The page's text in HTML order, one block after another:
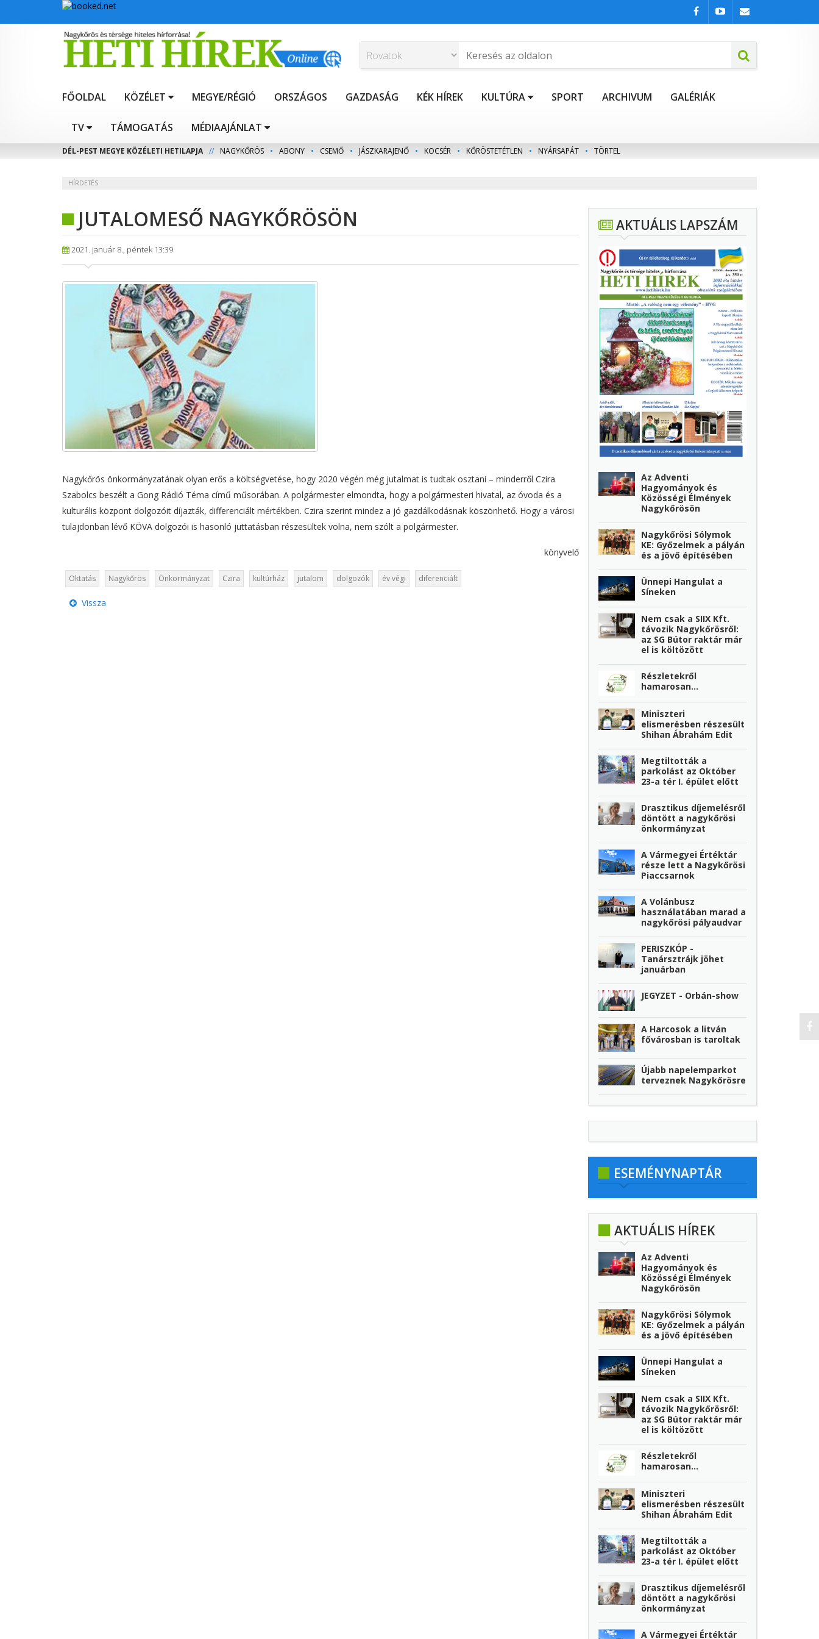
FŐOLDAL KÖZÉLET MEGYE/RÉGIÓ ORSZÁGOS GAZDASÁG KÉK HÍREK KULTÚRA SPORT ARCHIVUM GALÉRIÁK
TV TÁMOGATÁS MÉDIAAJÁNLAT
DÉL-PEST MEGYE KÖZÉLETI HETILAPJA // NAGYKŐRÖS • ABONY • CSEMŐ • JÁSZKARAJENŐ • KOCSÉR • KŐRÖSTETÉTLEN • NYÁRSAPÁT • TÖRTEL
HÍRDETÉS
JUTALOMESŐ NAGYKŐRÖSÖN
2021. január 8., péntek 13:39
Nagykőrös önkormányzatának olyan erős a költségvetése, hogy 2020 végén még jutalmat is tudtak osztani – minderről Czira
Szabolcs beszélt a Gong Rádió Téma című műsorában. A polgármester elmondta, hogy a polgármesteri hivatal, az óvoda és a
kulturális központ dolgozóit díjazták, differenciált mértékben. Czira szerint mindez a jó gazdálkodásnak köszönhető. Hogy a városi
tulajdonban lévő KÖVA dolgozói is hasonló juttatásban részesültek volna, nem szólt a polgármester.
könyvelő
Oktatás Nagykőrös Önkormányzat Czira kultúrház jutalom dolgozók év végi diferenciált
Vissza
AKTUÁLIS LAPSZÁM
Az Adventi
Hagyományok és
Közösségi Élmények
Nagykőrösön
Nagykőrösi Sólymok
KE: Győzelmek a pályán
és a jövő építésében
Ünnepi Hangulat a
Síneken
Nem csak a SIIX Kft.
távozik Nagykőrösről:
az SG Bútor raktár már
el is költözött
Részletekről
hamarosan...
Miniszteri
elismerésben részesült
Shihan Ábrahám Edit
Megtiltották a
parkolást az Október
23-a tér I. épület előtt
Drasztikus díjemelésről
döntött a nagykőrösi
önkormányzat
A Vármegyei Értéktár
része lett a Nagykőrösi
Piaccsarnok
A Volánbusz
használatában marad a
nagykőrösi pályaudvar
PERISZKÓP -
Tanársztrájk jöhet
januárban
JEGYZET - Orbán-show
A Harcosok a litván
fővárosban is taroltak
Újabb napelemparkot
terveznek Nagykőrösre
ESEMÉNYNAPTÁR
AKTUÁLIS HÍREK
Az Adventi
Hagyományok és
Közösségi Élmények
Nagykőrösön
Nagykőrösi Sólymok
KE: Győzelmek a pályán
és a jövő építésében
Ünnepi Hangulat a
Síneken
Nem csak a SIIX Kft.
távozik Nagykőrösről:
az SG Bútor raktár már
el is költözött
Részletekről
hamarosan...
Miniszteri
elismerésben részesült
Shihan Ábrahám Edit
Megtiltották a
parkolást az Október
23-a tér I. épület előtt
Drasztikus díjemelésről
döntött a nagykőrösi
önkormányzat
A Vármegyei Értéktár